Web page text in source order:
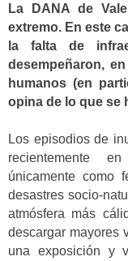
La DANA de
extremo. En este
la falta de
desempeñaron,
humanos (en
opina de lo que se
Los episodios de
recientemente
únicamente como
desastres socio-
atmósfera más
descargar mayores
una exposición y